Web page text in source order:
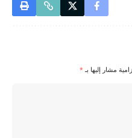
مشار إليها بـ *